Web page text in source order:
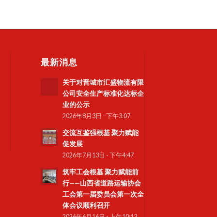
最新消息
关于对晋城市汇盛物流有限
公司安全生产标准化达标企
业的公示
2026年8月3日 - 下午3:07
交流互鉴强根基 聚力赋能
促发展
2026年7月13日 - 下午4:47
筑牢工会根基 聚力赋能前
行——山西省道路运输协会
工会第一届委员会第一次全
体会议顺利召开